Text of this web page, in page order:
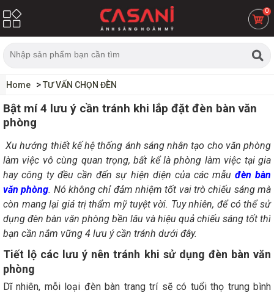
0
Home TƯ VẤN CHỌN ĐÈN
Bật mí 4 lưu ý cần tránh khi lắp đặt đèn bàn văn
phòng
Xu hướng thiết kế hệ thống ánh sáng nhân tạo cho văn phòng
làm việc vô cùng quan trọng, bất kể là phòng làm việc tại gia
hay công ty đều cần đến sự hiện diện của các mẫu đèn bàn
văn phòng. Nó không chỉ đảm nhiệm tốt vai trò chiếu sáng mà
còn mang lại giá trị thẩm mỹ tuyệt vời. Tuy nhiên, để có thể sử
dụng đèn bàn văn phòng bền lâu và hiệu quả chiếu sáng tốt thì
bạn cần nắm vững 4 lưu ý cần tránh dưới đây.
Tiết lộ các lưu ý nên tránh khi sử dụng đèn bàn văn
phòng
Dĩ nhiên, mỗi loại đèn bàn trang trí sẽ có tuổi thọ trung bình